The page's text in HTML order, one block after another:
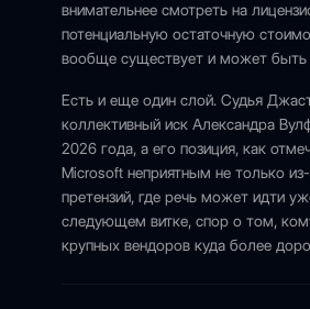
внимательнее смотреть на
потенциальную остаточную
вообще существует и может быть
Есть и еще один слой. Судья
коллективный иск Александра
2026 года, а его позиция, как
Microsoft неприятным не только
претензий, где речь может идти
следующем витке, спор о том,
крупных вендоров куда более